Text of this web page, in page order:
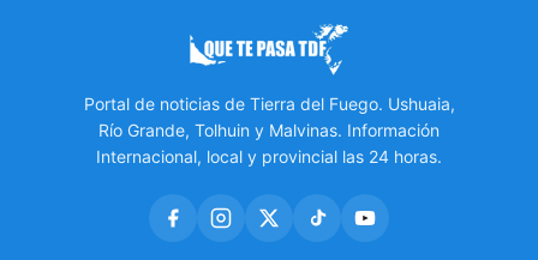
Portal de noticias de Tierra del Fuego. Ushuaia,
Río Grande, Tolhuin y Malvinas. Información
Internacional, local y provincial las 24 horas.